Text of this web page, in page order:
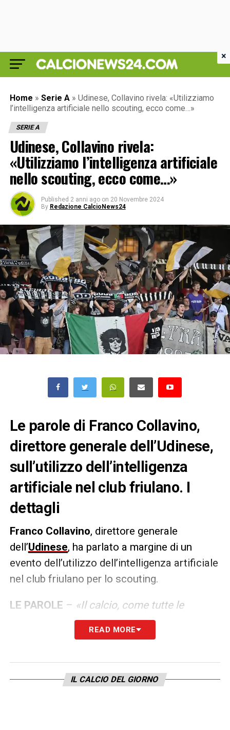
Home » Serie A » Udinese, Collavino rivela: «Utilizziamo
l’intelligenza artificiale nello scouting, ecco come…»
SERIE A
Udinese, Collavino rivela:
«Utilizziamo l’intelligenza artificiale
nello scouting, ecco come…»
Published 2 anni ago on 20 Novembre 2024
By Redazione CalcioNews24
Le parole di Franco Collavino,
direttore generale dell’Udinese,
sull’utilizzo dell’intelligenza
artificiale nel club friulano. I
dettagli
Franco Collavino, direttore generale
dell’Udinese, ha parlato a margine di un
evento dell’utilizzo dell’intelligenza artificiale
nel club friulano per lo scouting.
LE PAROLE – «Il calcio, come tutte le
aziende, ha davanti una grande sfida per fare
un salto in avanti nel futuro. L’intelligenza
nell’indicizzazione dei dati e nella ricerca di
READ MORE
IL CALCIO DEL GIORNO
×